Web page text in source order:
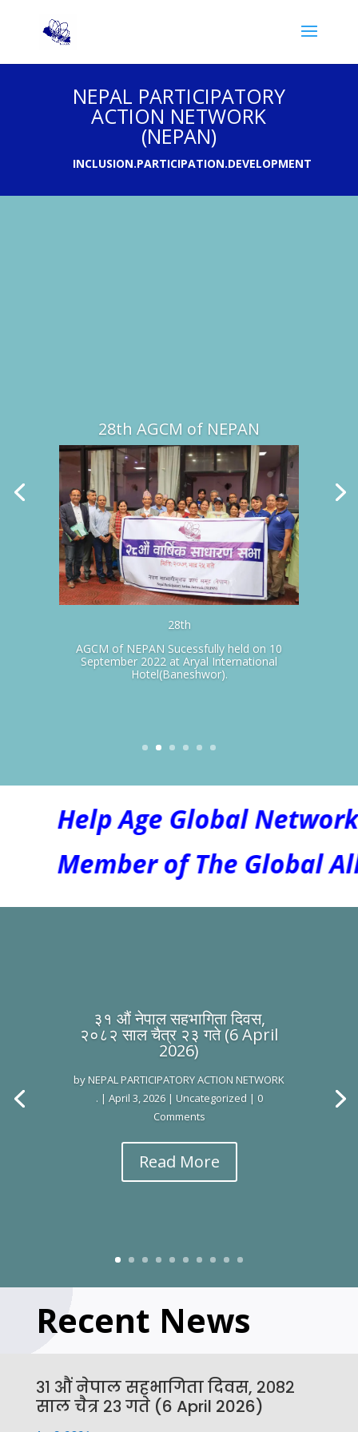
NEPAL PARTICIPATORY
ACTION NETWORK
(NEPAN)
INCLUSION.PARTICIPATION.DEVELOPMENT
28th AGCM of NEPAN
28th
AGCM of NEPAN Sucessfully held on 10
September 2022 at Aryal International
Hotel(Baneshwor).
Help Age Global Network
Member of The Global
३१ औं नेपाल सहभागिता दिवस,
२०८२ साल चैत्र २३ गते (6 April
2026)
by NEPAL PARTICIPATORY ACTION NETWORK
. | April 3, 2026| Uncategorized | 0
Comments
Read More
Recent News
३१ औं नेपाल सहभागिता दिवस, २०८२
साल चैत्र २३ गते (6 April 2026)